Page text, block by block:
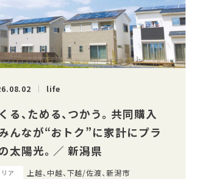
life
る、ためる、つかう。 共同購入
んなが“おトク”に家計にプラ
太陽光。 ／ 新潟県
ア 上越、中越、下越/佐渡、新潟市